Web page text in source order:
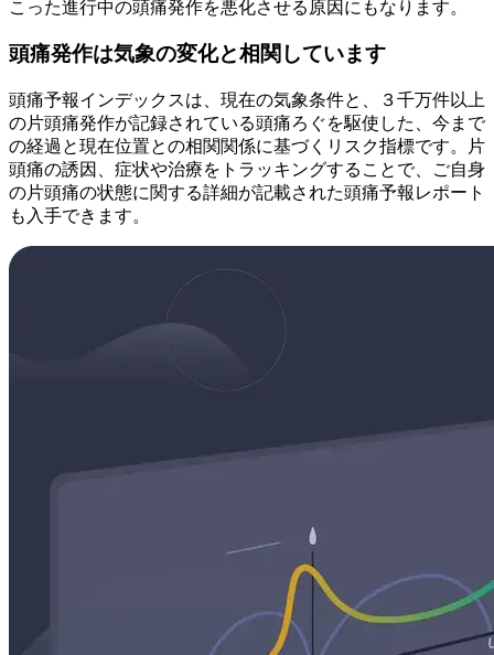
こった進行中の頭痛発作を悪化させる原因にもなります。
頭痛発作は気象の変化と相関しています
頭痛予報インデックスは、現在の気象条件と、３千万件以上
の片頭痛発作が記録されている頭痛ろぐを駆使した、今まで
の経過と現在位置との相関関係に基づくリスク指標です。片
頭痛の誘因、症状や治療をトラッキングすることで、ご自身
の片頭痛の状態に関する詳細が記載された頭痛予報レポート
も入手できます。